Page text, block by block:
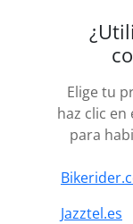
Elige tu
haz clic
para
Jazztel.es